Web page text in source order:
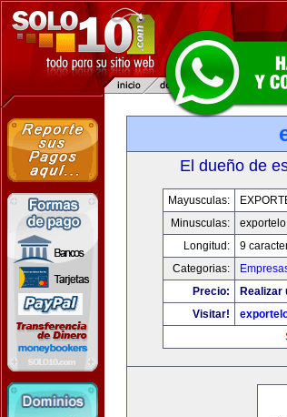
El dueño de
Mayusculas:
Minusculas:
Longitud:
9
Categorias:
Precio:
Realizar
Visitar!